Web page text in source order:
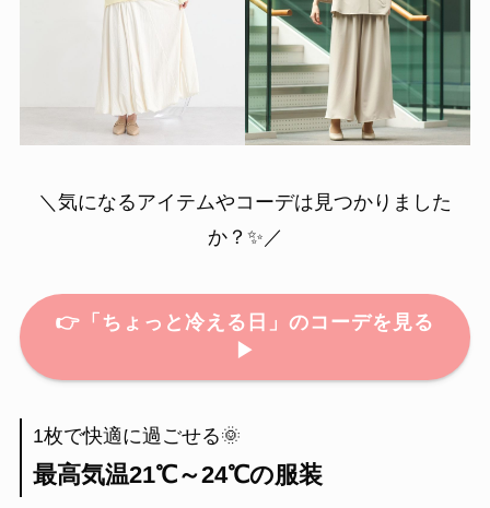
＼気になるアイテムやコーデは見つかりました
か？✨／
👉 「ちょっと冷える日」のコーデを見る
▶
1枚で快適に過ごせる🌞
最高気温21℃～24℃の服装